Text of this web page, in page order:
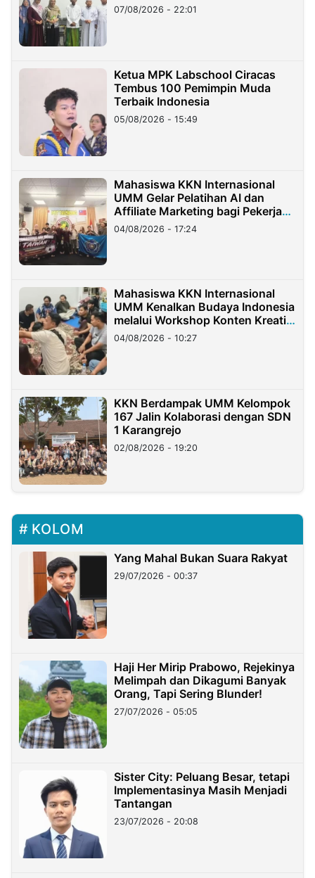
07/08/2026 - 22:01
Ketua MPK Labschool Ciracas
Tembus 100 Pemimpin Muda
Terbaik Indonesia
05/08/2026 - 15:49
Mahasiswa KKN Internasional
UMM Gelar Pelatihan AI dan
Affiliate Marketing bagi Pekerja
Migran Indonesia di Taiwan
04/08/2026 - 17:24
Mahasiswa KKN Internasional
UMM Kenalkan Budaya Indonesia
melalui Workshop Konten Kreatif
di Taiwan
04/08/2026 - 10:27
KKN Berdampak UMM Kelompok
167 Jalin Kolaborasi dengan SDN
1 Karangrejo
02/08/2026 - 19:20
KOLOM
Yang Mahal Bukan Suara Rakyat
29/07/2026 - 00:37
Haji Her Mirip Prabowo, Rejekinya
Melimpah dan Dikagumi Banyak
Orang, Tapi Sering Blunder!
27/07/2026 - 05:05
Sister City: Peluang Besar, tetapi
Implementasinya Masih Menjadi
Tantangan
23/07/2026 - 20:08